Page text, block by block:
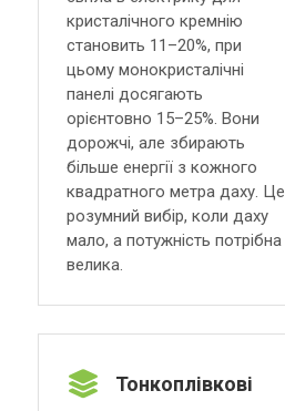
кристалічного кремнію
становить 11–20%, при
цьому монокристалічні
панелі досягають
орієнтовно 15–25%. Вони
дорожчі, але збирають
більше енергії з кожного
квадратного метра даху. Це
розумний вибір, коли даху
мало, а потужність потрібна
велика.
Тонкоплівкові